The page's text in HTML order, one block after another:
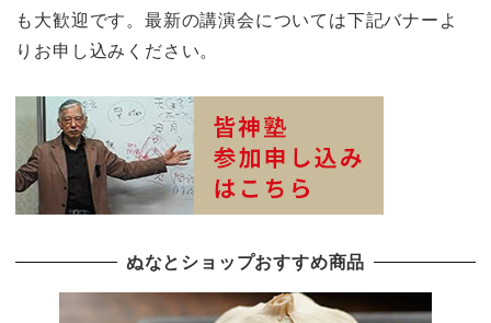
も大歓迎です。最新の講演会については下記バナーよ
りお申し込みください。
ぬなとショップおすすめ商品